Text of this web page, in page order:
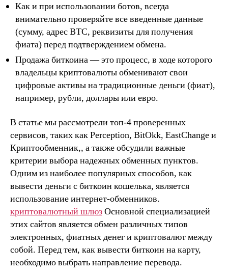
Как и при использовании ботов, всегда
внимательно проверяйте все введенные данные
(сумму, адрес BTC, реквизиты для получения
фиата) перед подтверждением обмена.
Продажа биткоина — это процесс, в ходе которого
владельцы криптовалюты обменивают свои
цифровые активы на традиционные деньги (фиат),
например, рубли, доллары или евро.
В статье мы рассмотрели топ-4 проверенных
сервисов, таких как Perception, BitOkk, EastChange и
Криптообменник,, а также обсудили важные
критерии выбора надежных обменных пунктов.
Одним из наиболее популярных способов, как
вывести деньги с биткоин кошелька, является
использование интернет-обменников.
криптовалютный шлюзОсновной специализацией
этих сайтов является обмен различных типов
электронных, фиатных денег и криптовалют между
собой. Перед тем, как вывести биткоин на карту,
необходимо выбрать направление перевода.